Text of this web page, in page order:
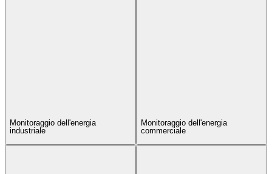
Monitoraggio dell'energia
industriale
Monitoraggio dell'energia
commerciale